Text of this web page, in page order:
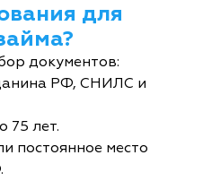
для
документов:
РФ, СНИЛС и
75 лет.
постоянное место